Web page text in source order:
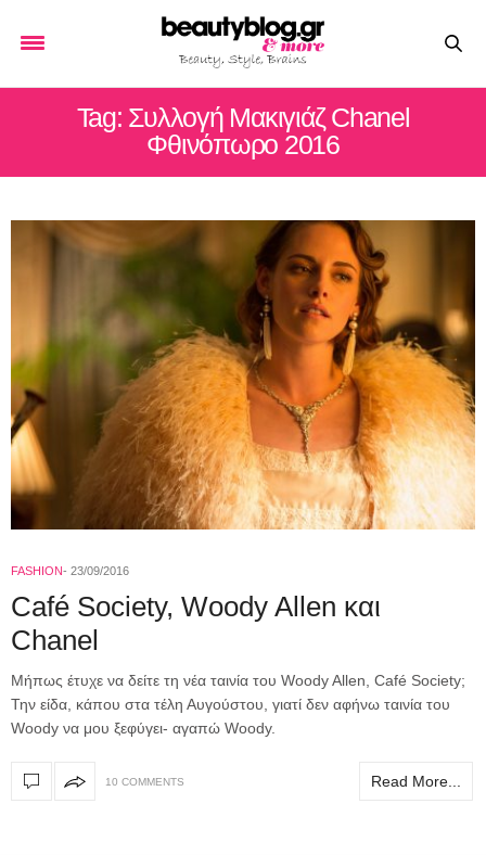
Tag: Συλλογή Μακιγιάζ Chanel
Φθινόπωρο 2016
FASHION 23/09/2016
Café Society, Woody Allen και
Chanel
Μήπως έτυχε να δείτε τη νέα ταινία του Woody Allen, Café Society;
Την είδα, κάπου στα τέλη Αυγούστου, γιατί δεν αφήνω ταινία του
Woody να μου ξεφύγει- αγαπώ Woody.
10 COMMENTS Read More...